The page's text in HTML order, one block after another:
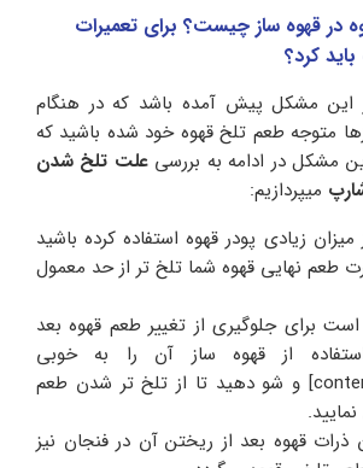
در قهوه ساز چیست؟ برای تعمیرات
کرد؟
این مشکل پیش آمده باشد که در هنگام
متوجه طعم تلخ قهوه خود شده باشید که
مشکل در ادامه به بررسیعلت تلخ شدن
میپردازیم:
زیادی پودر قهوه استفاده کرده باشید
طعم نهایی قهوه شما تلخ تر از حد معمول
برای جلوگیری از تغییر طعم قهوه بعد
از قهوه ساز آن را به خوبی
شست[/contents_p] و شو دهید تا از تلخ تر شدن طعم
قهوه بعد از ریختن آن در فنجان نیز